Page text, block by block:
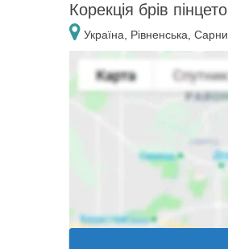
Корекція брів
Україна, Рівненська, Сарни